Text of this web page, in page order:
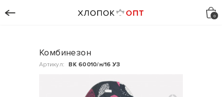
Комбинезон
Артикул: ВК 60010/н/16 УЗ